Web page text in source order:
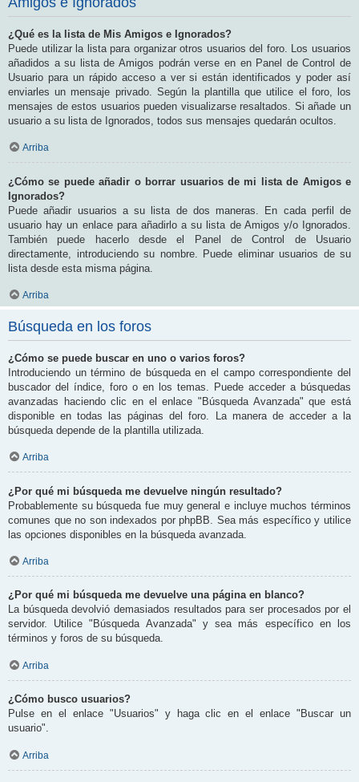
¿Qué es la lista de Mis Amigos e Ignorados?
Puede utilizar la lista para organizar otros usuarios del foro. Los usuarios
añadidos a su lista de Amigos podrán verse en en Panel de Control de
Usuario para un rápido acceso a ver si están identificados y poder así
enviarles un mensaje privado. Según la plantilla que utilice el foro, los
mensajes de estos usuarios pueden visualizarse resaltados. Si añade un
usuario a su lista de Ignorados, todos sus mensajes quedarán ocultos.
Arriba
¿Cómo se puede añadir o borrar usuarios de mi lista de Amigos e
Ignorados?
Puede añadir usuarios a su lista de dos maneras. En cada perfil de
usuario hay un enlace para añadirlo a su lista de Amigos y/o Ignorados.
También puede hacerlo desde el Panel de Control de Usuario
directamente, introduciendo su nombre. Puede eliminar usuarios de su
lista desde esta misma página.
Arriba
Búsqueda en los foros
¿Cómo se puede buscar en uno o varios foros?
Introduciendo un término de búsqueda en el campo correspondiente del
buscador del índice, foro o en los temas. Puede acceder a búsquedas
avanzadas haciendo clic en el enlace "Búsqueda Avanzada" que está
disponible en todas las páginas del foro. La manera de acceder a la
búsqueda depende de la plantilla utilizada.
Arriba
¿Por qué mi búsqueda me devuelve ningún resultado?
Probablemente su búsqueda fue muy general e incluye muchos términos
comunes que no son indexados por phpBB. Sea más específico y utilice
las opciones disponibles en la búsqueda avanzada.
Arriba
¿Por qué mi búsqueda me devuelve una página en blanco?
La búsqueda devolvió demasiados resultados para ser procesados por el
servidor. Utilice "Búsqueda Avanzada" y sea más específico en los
términos y foros de su búsqueda.
Arriba
¿Cómo busco usuarios?
Pulse en el enlace "Usuarios" y haga clic en el enlace "Buscar un
usuario".
Arriba